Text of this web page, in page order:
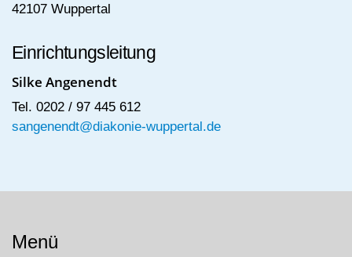
42107 Wuppertal
Einrichtungsleitung
Silke Angenendt
Tel. 0202 / 97 445 612
sangenendt@diakonie-wuppertal.de
Menü